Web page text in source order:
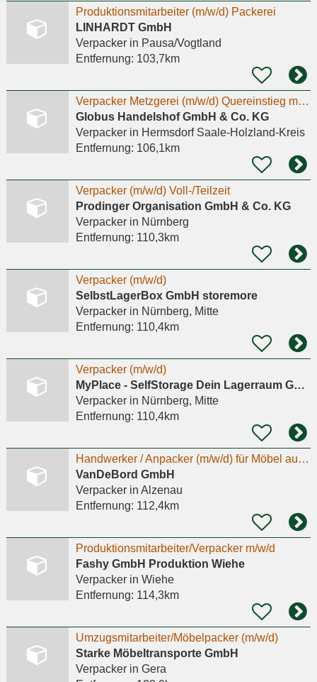
Produktionsmitarbeiter (m/w/d) Packerei
LINHARDT GmbH
Verpackerin Pausa/Vogtland
Entfernung: 103,7km
Verpacker Metzgerei (m/w/d) Quereinstieg möglich
Globus Handelshof GmbH & Co. KG
Verpackerin Hermsdorf Saale-Holzland-Kreis
Entfernung: 106,1km
Verpacker (m/w/d) Voll-/Teilzeit
Prodinger Organisation GmbH & Co. KG
Verpackerin Nürnberg
Entfernung: 110,3km
Verpacker (m/w/d)
SelbstLagerBox GmbH storemore
Verpackerin Nürnberg, Mitte
Entfernung: 110,4km
Verpacker (m/w/d)
MyPlace - SelfStorage Dein Lagerraum GmbH
Verpackerin Nürnberg, Mitte
Entfernung: 110,4km
Handwerker / Anpacker (m/w/d) für Möbel aus Flugzeugteilen
VanDeBord GmbH
Verpackerin Alzenau
Entfernung: 112,4km
Produktionsmitarbeiter/Verpacker m/w/d
Fashy GmbH Produktion Wiehe
Verpackerin Wiehe
Entfernung: 114,3km
Umzugsmitarbeiter/Möbelpacker (m/w/d)
Starke Möbeltransporte GmbH
Verpackerin Gera